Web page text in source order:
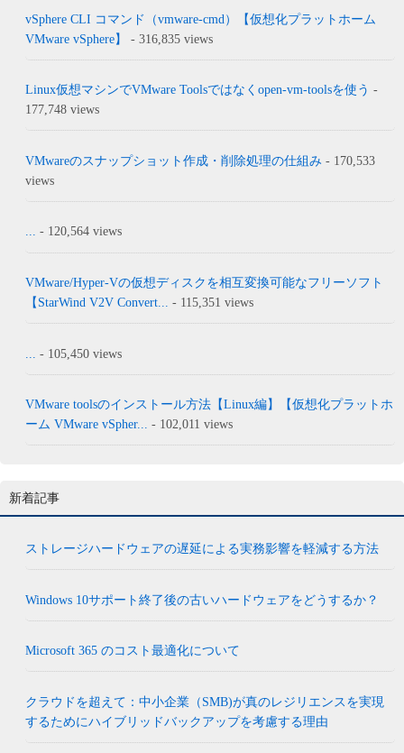
vSphere CLI コマンド（vmware-cmd）【仮想化プラットホーム
VMware vSphere】
- 316,835 views
Linux仮想マシンでVMware Toolsではなくopen-vm-toolsを使う -
177,748 views
VMwareのスナップショット作成・削除処理の仕組み - 170,533
views
... - 120,564 views
VMware/Hyper-Vの仮想ディスクを相互変換可能なフリーソフト
【StarWind V2V Convert...
- 115,351 views
- 105,450 views
VMware toolsのインストール方法【Linux編】【仮想化プラットホ
ーム VMware vSpher... - 102,011 views
新着記事
ストレージハードウェアの遅延による実務影響を軽減する方法
Windows 10サポート終了後の古いハードウェアをどうするか？
Microsoft 365 のコスト最適化について
クラウドを超えて：中小企業（SMB)が真のレジリエンスを実現
するためにハイブリッドバックアップを考慮する理由